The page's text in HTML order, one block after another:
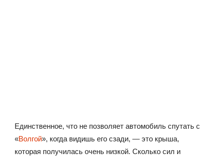
Единственное, что не позволяет автомобиль спутать с
«Волгой», когда видишь его сзади, — это крыша,
которая получилась очень низкой. Сколько сил и